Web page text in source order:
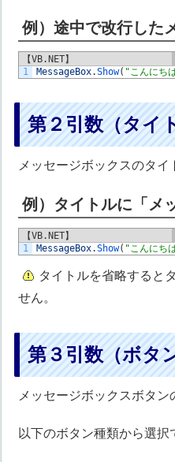
例）途中で改行した
【VB.NET】
1
MessageBox.Show( "こんにち
第２引数（タイ
メッセージボックスのタイ
例）タイトルに「メ
【VB.NET】
1
MessageBox.Show( "こんにち
タイトルを省略すると
せん。
第３引数（ボタ
メッセージボックスボタン
以下のボタン種類から選択